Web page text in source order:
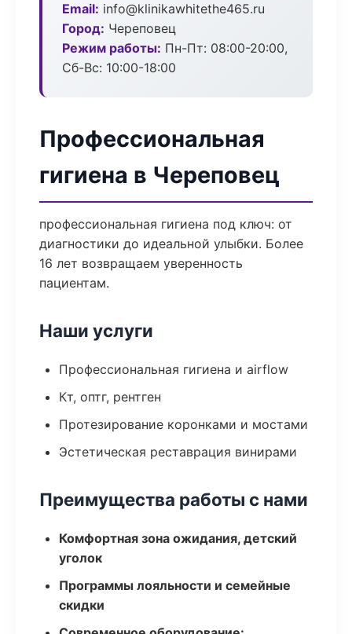
Email: info@klinikawhitethe465.ru
Город: Череповец
Режим работы: Пн-Пт: 08:00-20:00,
Сб-Вс: 10:00-18:00
Профессиональная
гигиена в Череповец
профессиональная гигиена под ключ: от
диагностики до идеальной улыбки. Более
16 лет возвращаем уверенность
пациентам.
Наши услуги
Профессиональная гигиена и airflow
Кт, оптг, рентген
Протезирование коронками и мостами
Эстетическая реставрация винирами
Преимущества работы с нами
Комфортная зона ожидания, детский
уголок
Программы лояльности и семейные
скидки